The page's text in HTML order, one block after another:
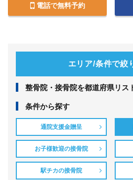
電話で無料予約
エリア/条件で絞
整⾻院・接⾻院を都道府県リス
条件から探す
通院支援金贈呈
お子様歓迎の接骨院
駅チカの接骨院